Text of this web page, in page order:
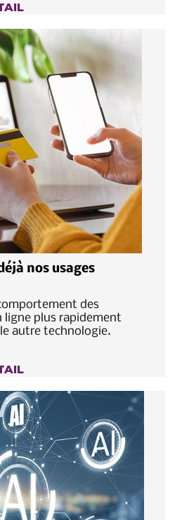
nos usages
des
ligne plus rapidement
autre technologie.